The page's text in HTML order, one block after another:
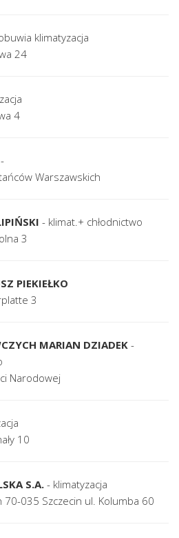
klimatyzacja
24
4
-
Warszawskich
- klimat.+ chłodnictwo
3
PIEKIEŁKO
3
MARIAN DZIADEK -
Narodowej
10
S.A. - klimatyzacja
70-035 Szczecin ul. Kolumba 60